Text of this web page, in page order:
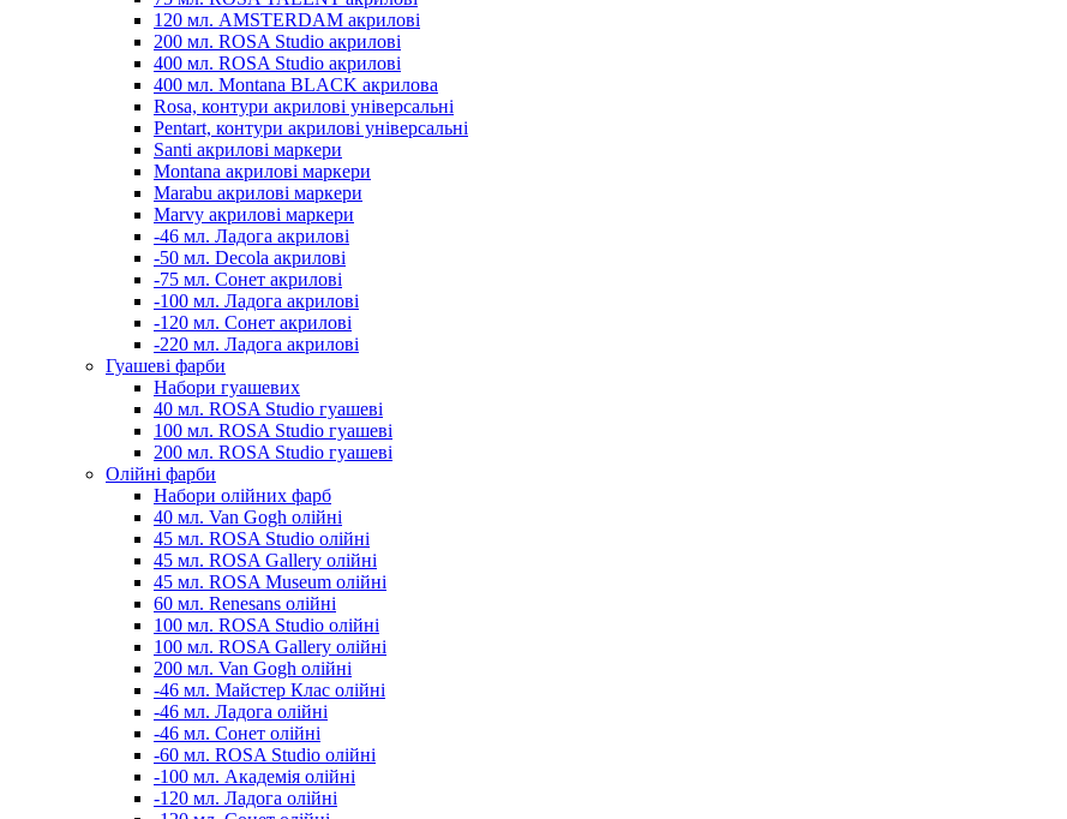
120 мл. AMSTERDAM акрилові
200 мл. ROSA Studio акрилові
400 мл. ROSA Studio акрилові
400 мл. Montana BLACK акрилова
Rosa, контури акрилові універсальні
Pentart, контури акрилові універсальні
Santi акрилові маркери
Montana акрилові маркери
Marabu акрилові маркери
Marvy акрилові маркери
-46 мл. Ладога акрилові
-50 мл. Decola акрилові
-75 мл. Сонет акрилові
-100 мл. Ладога акрилові
-120 мл. Сонет акрилові
-220 мл. Ладога акрилові
Гуашеві фарби
Набори гуашевих
40 мл. ROSA Studio гуашеві
100 мл. ROSA Studio гуашеві
200 мл. ROSA Studio гуашеві
Олійні фарби
Набори олійних фарб
40 мл. Van Gogh олійні
45 мл. ROSA Studio олійні
45 мл. ROSA Gallery олійні
45 мл. ROSA Museum олійні
60 мл. Renesans олійні
100 мл. ROSA Studio олійні
100 мл. ROSA Gallery олійні
200 мл. Van Gogh олійні
-46 мл. Майстер Клас олійні
-46 мл. Ладога олійні
-46 мл. Сонет олійні
-60 мл. ROSA Studio олійні
-100 мл. Академія олійні
-120 мл. Ладога олійні